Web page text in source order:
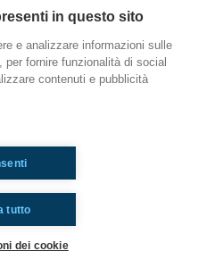
charmant de sa par
in questo sito
e analizzare informazioni sulle
fornire funzionalità di social
contenuti e pubblicità
tutto
dei cookie